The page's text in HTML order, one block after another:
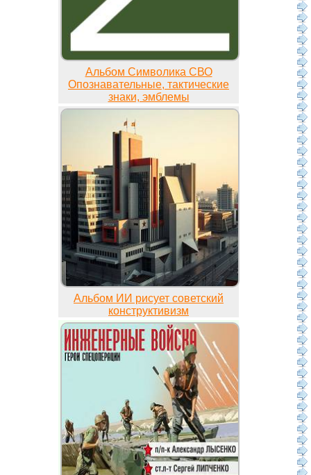
Альбом Символика СВО
Опознавательные, тактические
знаки, эмблемы
Альбом ИИ рисует советский
конструктивизм